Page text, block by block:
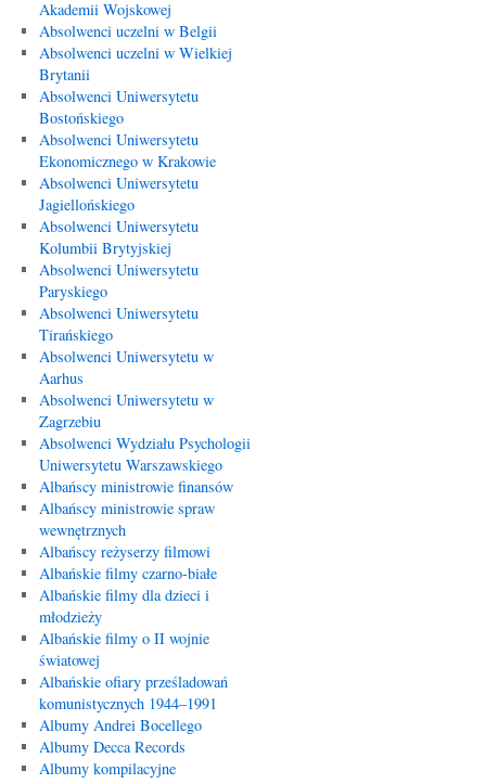
Akademii Wojskowej
Absolwenci uczelni w Belgii
Absolwenci uczelni w Wielkiej
Brytanii
Absolwenci Uniwersytetu
Bostońskiego
Absolwenci Uniwersytetu
Ekonomicznego w Krakowie
Absolwenci Uniwersytetu
Jagiellońskiego
Absolwenci Uniwersytetu
Kolumbii Brytyjskiej
Absolwenci Uniwersytetu
Paryskiego
Absolwenci Uniwersytetu
Tirańskiego
Absolwenci Uniwersytetu w
Aarhus
Absolwenci Uniwersytetu w
Zagrzebiu
Absolwenci Wydziału Psychologii
Uniwersytetu Warszawskiego
Albańscy ministrowie finansów
Albańscy ministrowie spraw
wewnętrznych
Albańscy reżyserzy filmowi
Albańskie filmy czarno-białe
Albańskie filmy dla dzieci i
młodzieży
Albańskie filmy o II wojnie
światowej
Albańskie ofiary prześladowań
komunistycznych 1944–1991
Albumy Andrei Bocellego
Albumy Decca Records
Albumy kompilacyjne